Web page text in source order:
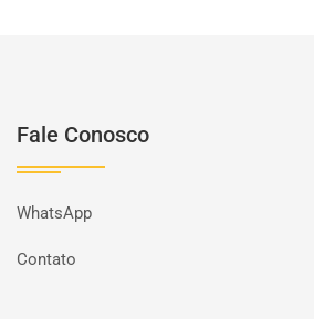
Fale Conosco
WhatsApp
Contato